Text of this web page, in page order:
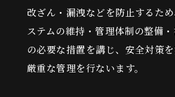
改ざん・漏洩などを防止するた
ステムの維持・管理体制の整備
の必要な措置を講じ、安全対策
厳重な管理を行ないます。